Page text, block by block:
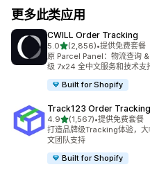
更多此类应用
CWILL Order Tracking
5.0星（满分 5 星）
(2,856)
总共 2856 条评论
•提供免费套餐
原 Parcel Panel：物流查询
级 7x24 全中文服务和技术支
Built for Shopify
Track123 Order Tracking
4.9星（满分 5 星）
(1,567)
总共 1567 条评论
•提供免费套餐
打造品牌级Tracking体验，
文团队支持
Built for Shopify